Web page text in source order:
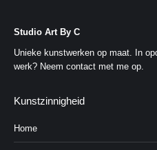
Studio Art By C
Unieke kunstwerken op maat. In
werk? Neem contact met me op.
Kunstzinnigheid
Home